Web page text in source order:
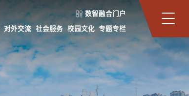
数智融合门户
对外交流 社会服务 校园文化 专题专栏